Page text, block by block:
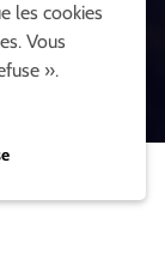
les cookies
Vous
».